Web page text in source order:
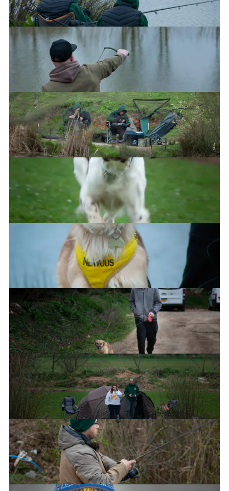
Jayde and Jimi
Ned's charge